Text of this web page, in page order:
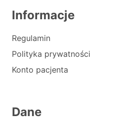
Informacje
Regulamin
Polityka prywatności
Konto pacjenta
Dane